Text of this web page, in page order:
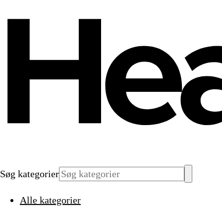
Søg kategorier
Alle kategorier